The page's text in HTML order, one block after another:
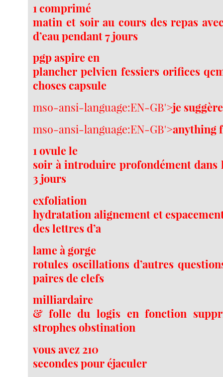
1 comprimé
matin et soir au cours des repas
d’eau pendant 7 jours
pgp aspire en
plancher pelvien fessiers orifices
choses capsule
mso-ansi-language:EN-GB'>je suggère
mso-ansi-language:EN-GB'>anything
1 ovule le
soir à introduire profondément dans
3 jours
exfoliation
hydratation alignement et
des lettres d’a
lame à gorge
rotules oscillations d’autres
paires de clefs
milliardaire
& folle du logis en fonction
strophes obstination
vous avez 210
secondes pour éjaculer